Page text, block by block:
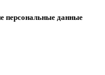
персональные данные